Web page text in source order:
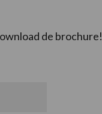
de brochure!